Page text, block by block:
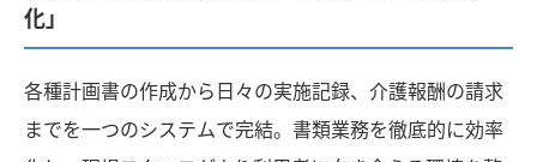
化」
各種計画書の作成から日々の実施記録、介護報酬の請求
までを一つのシステムで完結。書類業務を徹底的に効率